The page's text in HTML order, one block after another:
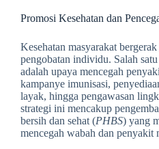
Promosi Kesehatan dan
Kesehatan masyarakat
pengobatan individu. Salah
adalah upaya mencegah
kampanye imunisasi,
layak, hingga pengawasan
strategi ini mencakup
bersih dan sehat (PHBS) yang
mencegah wabah dan penyakit